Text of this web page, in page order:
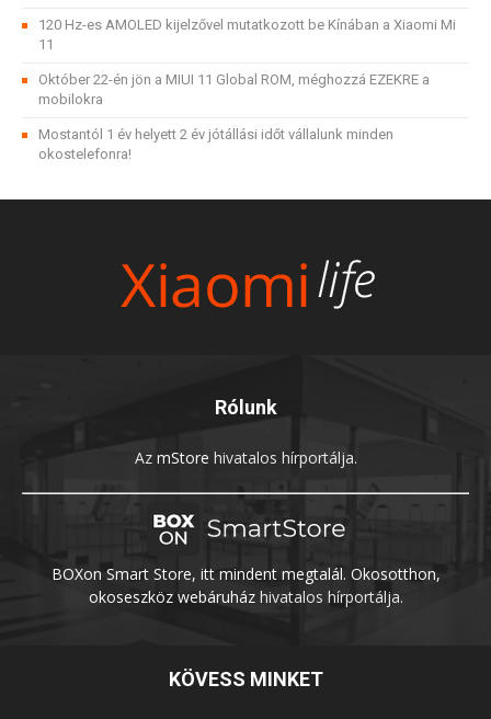
120 Hz-es AMOLED kijelzővel mutatkozott be Kínában a Xiaomi Mi
11
Október 22-én jön a MIUI 11 Global ROM, méghozzá EZEKRE a
mobilokra
Mostantól 1 év helyett 2 év jótállási időt vállalunk minden
okostelefonra!
Rólunk
Az mStore hivatalos hírportálja.
BOXon Smart Store, itt mindent megtalál. Okosotthon,
okoseszköz webáruházhivatalos hírportálja.
KÖVESS MINKET